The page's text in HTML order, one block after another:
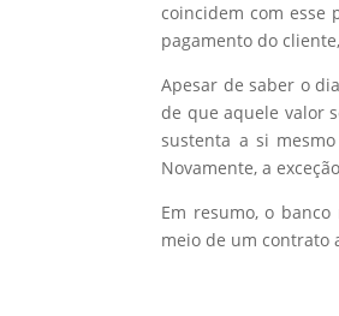
coincidem com esse
pagamento do
Apesar de saber o
de que aquele valor
sustenta a si
Novamente, a
Em resumo, o
meio de um contrato